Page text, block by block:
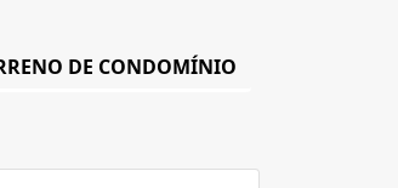
DE CONDOMÍNIO